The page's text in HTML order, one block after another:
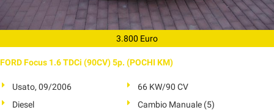
3.800 Euro
FORD Focus 1.6 TDCi (90CV) 5p. (POCHI KM)
Usato, 09/2006
66 KW/90 CV
Diesel
Cambio Manuale (5)